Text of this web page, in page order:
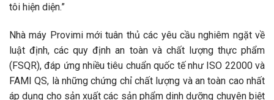
tôi hiện diện.”
Nhà máy Provimi mới tuân thủ các yêu cầu nghiêm ngặt về
luật định, các quy định an toàn và chất lượng thực phẩm
(FSQR), đáp ứng nhiều tiêu chuẩn quốc tế như ISO 22000 và
FAMI QS, là những chứng chỉ chất lượng và an toàn cao nhất
áp dụng cho sản xuất các sản phẩm dinh dưỡng chuyên biệt